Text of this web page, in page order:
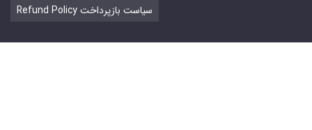
Refund Policy سیاست بازپرداخت